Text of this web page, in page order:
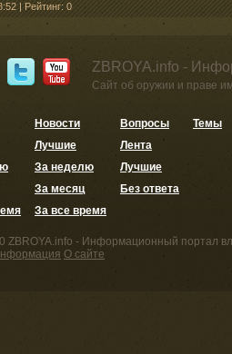
| Рейтинг: 0
ZBROYA.info -
Сайт об оружии и праве
Новости
Лучшие
За неделю
За месяц
За все время
Вопросы
Лента
Лучшие
Без ответа
Темы
ZBROYA.info - Информационный портал
О сайте